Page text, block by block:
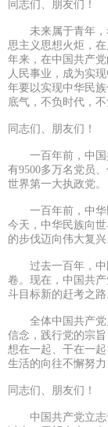
同志们、朋友们！
未来属于青年，
思主义思想火炬，
年来，在中国共产
人民事业，成为实
年要以实现中华民
底气，不负时代，
同志们、朋友们！
一百年前，中国
有9500多万名党员
世界第一大执政党。
一百年前，中华
今天，中华民族向
的步伐迈向伟大复兴
过去一百年，中
卷。现在，中国共
斗目标新的赶考之路
全体中国共产党
信念，践行党的宗
想在一起、干在一
生活的向往不懈努
同志们、朋友们！
中国共产党立志